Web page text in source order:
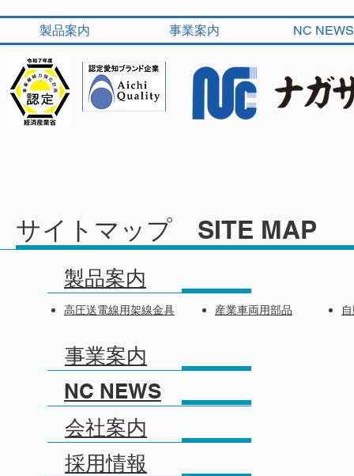
製品案内 事業案内 NC NEWS
サイトマップ SITE MAP
製品案内
高圧送電線用架線金具 産業車両用部品
事業案内
NC NEWS
会社案内
採用情報